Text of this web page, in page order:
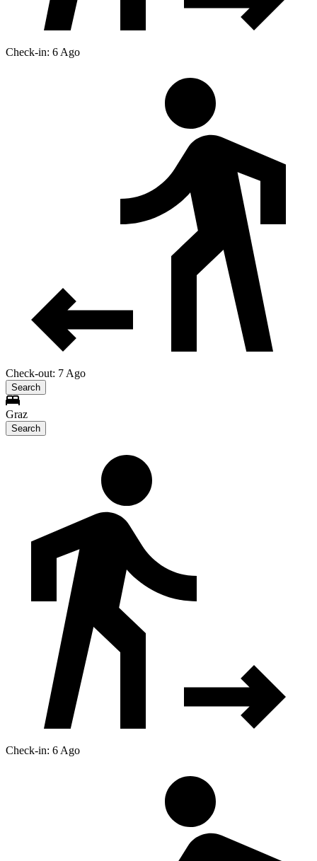
Check-in: 6 Ago
Check-out: 7 Ago
Search
Graz
Search
Check-in: 6 Ago